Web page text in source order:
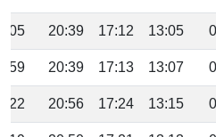
13:05
17:12
20:39
13:07
17:13
20:39
13:15
17:24
20:56